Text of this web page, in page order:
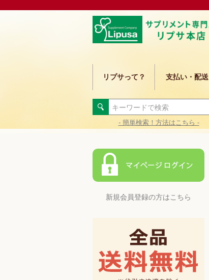
リプサって？ 支払い・配送
- 簡単検索！方法はこちら -
新規会員登録の方はこちら